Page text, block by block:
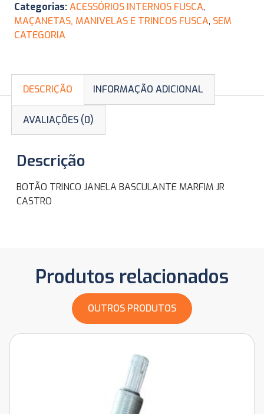
Categorias:ACESSÓRIOS INTERNOS FUSCA,
MAÇANETAS, MANIVELAS E TRINCOS FUSCA, SEM
CATEGORIA
DESCRIÇÃO INFORMAÇÃO ADICIONAL
AVALIAÇÕES (0)
Descrição
BOTÃO TRINCO JANELA BASCULANTE MARFIM JR
CASTRO
Produtos relacionados
OUTROS PRODUTOS